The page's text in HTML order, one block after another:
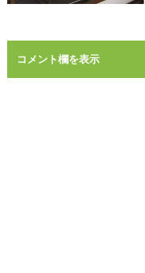
コメント欄を表示